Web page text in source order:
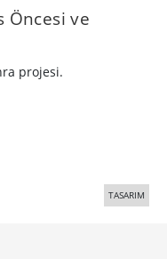
Öncesi ve
projesi.
TASARIM